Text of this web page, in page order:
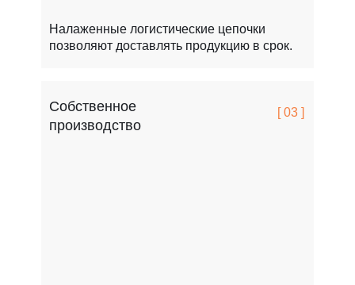
Собственное
производство
[ 03 ]
Налаженные логистические цепочки
позволяют доставлять продукцию в срок.